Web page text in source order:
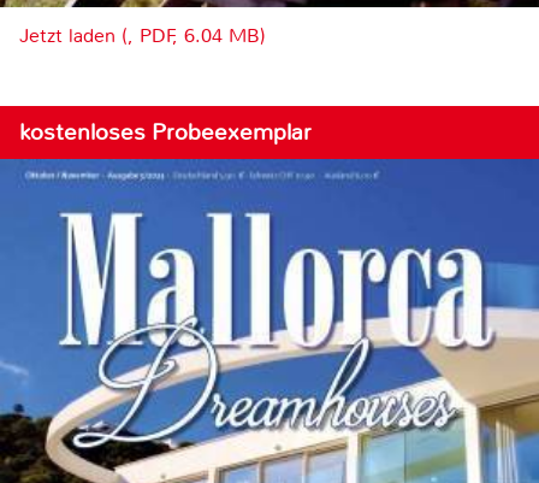
Jetzt laden (, PDF, 6.04 MB)
kostenloses Probeexemplar